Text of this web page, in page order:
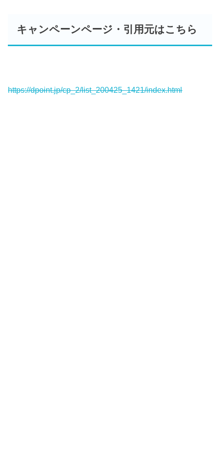
キャンペーンページ・引用元はこちら
https://dpoint.jp/cp_2/list_200425_1421/index.html